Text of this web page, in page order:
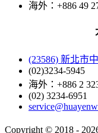
海外：+886 49
(23586) 新北市
(02)3234-5945
海外：+886 2
(02) 3234-6951
Copyright © 2018 -